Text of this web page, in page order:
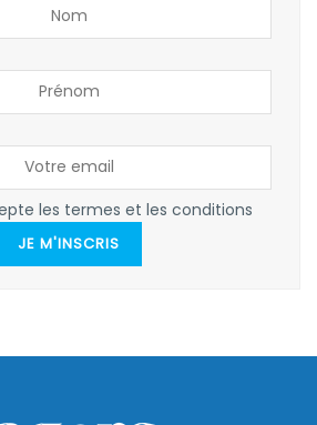
les termes et les conditions
JE M'INSCRIS